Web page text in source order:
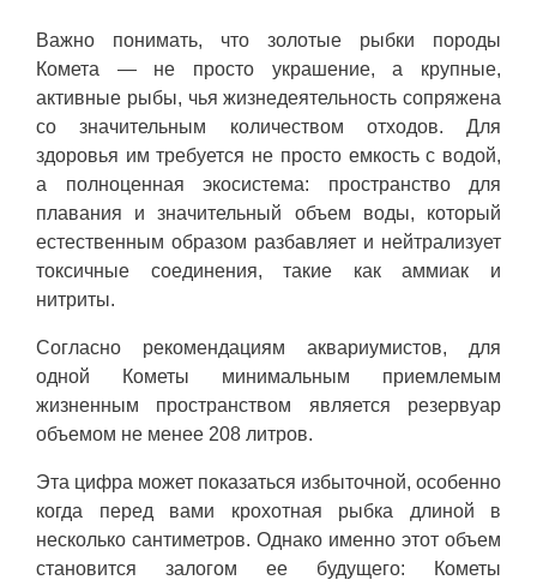
Важно понимать, что золотые рыбки породы
Комета — не просто украшение, а крупные,
активные рыбы, чья жизнедеятельность сопряжена
со значительным количеством отходов. Для
здоровья им требуется не просто емкость с водой,
а полноценная экосистема: пространство для
плавания и значительный объем воды, который
естественным образом разбавляет и нейтрализует
токсичные соединения, такие как аммиак и
нитриты.
Согласно рекомендациям аквариумистов, для
одной Кометы минимальным приемлемым
жизненным пространством является резервуар
объемом не менее 208 литров.
Эта цифра может показаться избыточной, особенно
когда перед вами крохотная рыбка длиной в
несколько сантиметров. Однако именно этот объем
становится залогом ее будущего: Кометы